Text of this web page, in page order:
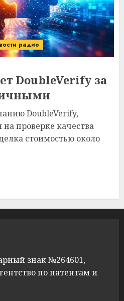
радио
DoubleVerify за
DoubleVerify,
проверке качества
стоимостью около
знак №264601,
по патентам и